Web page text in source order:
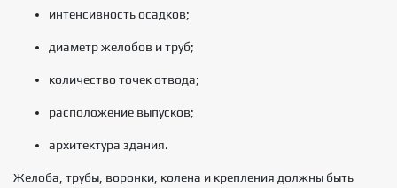
интенсивность осадков;
диаметр желобов и труб;
количество точек отвода;
расположение выпусков;
архитектура здания.
Желоба, трубы, воронки, колена и крепления должны быть